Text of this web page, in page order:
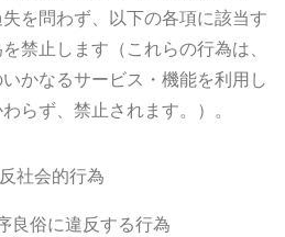
を問わず、以下の各項に該当す
禁止します（これらの行為は、
かなるサービス・機能を利用し
らず、禁止されます。）。
反社会的行為
良俗に違反する行為